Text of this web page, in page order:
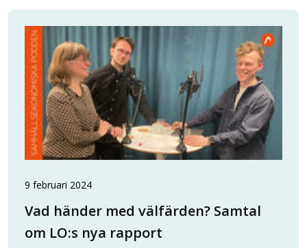
9 februari 2024
Vad händer med välfärden? Samtal
om LO:s nya rapport